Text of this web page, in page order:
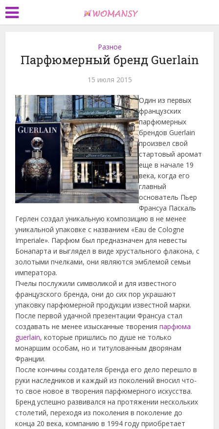
Разное
Парфюмерный бренд Guerlain
15 июля 2015
Один из первых
французских
парфюмерных
брендов Guerlain
произвел свой
стартовый аромат
еще в начале 19
века, когда его
главный
основатель Пьер
Франсуа Паскаль
Герлен создал уникальную композицию в не менее
уникальной упаковке с названием «Eau de Cologne
Imperiale». Парфюм был предназначен для невесты
Бонапарта и выглядел в виде хрустального флакона, с
золотыми пчелками, они являются эмблемой семьи
императора.
Пчелы послужили символикой и для известного
французского бренда, они до сих пор украшают
упаковку парфюмерной продукции известной марки.
После первой удачной презентации Франсуа стал
создавать не менее изысканные творенияпарфюма
guerlain, которые пришлись по душе не только
монаршим особам, но и титулованным дворянам
Франции.
После кончины создателя бренда его дело перешло в
руки наследников и каждый из поколений вносил что-
то свое новое в творения парфюмерного искусства.
Бренд успешно развивался на протяжении нескольких
столетий, переходя из поколения в поколение до
конца 20 века, компанию в 1994 году приобретает